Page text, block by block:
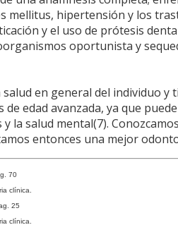
mellitus, hipertensión y los
y el uso de prótesis
oportunista y
en general del individuo y
edad avanzada, ya que
la salud mental(7).
entonces una mejor
70
clínica.
25
clínica.